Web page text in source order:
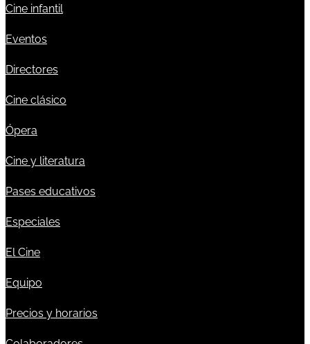
Cine infantil
Eventos
Directores
Cine clásico
Ópera
Cine y literatura
Pases educativos
Especiales
El Cine
Equipo
Precios y horarios